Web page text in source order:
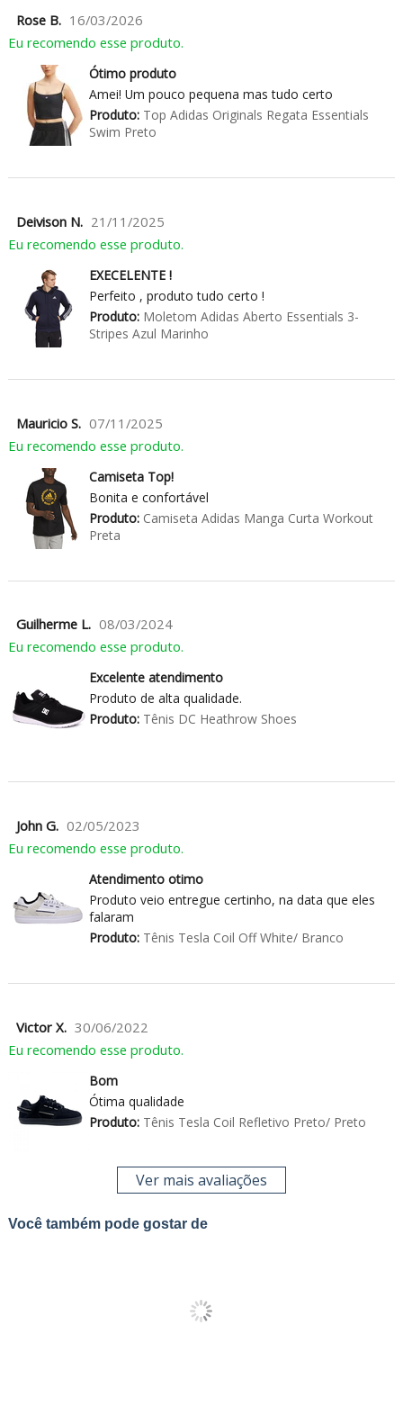
Rose B. 16/03/2026
Eu recomendo esse produto.
Ótimo produto
Amei! Um pouco pequena mas tudo certo
Produto:Top Adidas Originals Regata Essentials
Swim Preto
Deivison N. 21/11/2025
Eu recomendo esse produto.
EXECELENTE !
Perfeito , produto tudo certo !
Produto:Moletom Adidas Aberto Essentials 3-
Stripes Azul Marinho
Mauricio S. 07/11/2025
Eu recomendo esse produto.
Camiseta Top!
Bonita e confortável
Produto:Camiseta Adidas Manga Curta Workout
Preta
Guilherme L. 08/03/2024
Eu recomendo esse produto.
Excelente atendimento
Produto de alta qualidade.
Produto:Tênis DC Heathrow Shoes
John G. 02/05/2023
Eu recomendo esse produto.
Atendimento otimo
Produto veio entregue certinho, na data que eles
falaram
Produto:Tênis Tesla Coil Off White/ Branco
Victor X. 30/06/2022
Eu recomendo esse produto.
Bom
Ótima qualidade
Produto:Tênis Tesla Coil Refletivo Preto/ Preto
Ver mais avaliações
Você também pode gostar de